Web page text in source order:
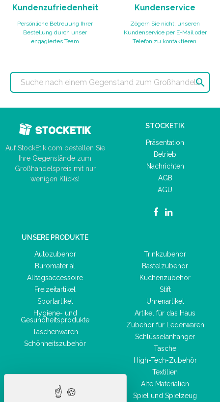
Kundenzufriedenheit
Persönliche Betreuung Ihrer
Bestellung durch unser
engagiertes Team
Kundenservice
Zögern Sie nicht, unseren
Kundenservice per E-Mail oder
Telefon zu kontaktieren.

Auf StockEtik.com bestellen Sie
Ihre Gegenstände zum
Großhandelspreis mit nur
wenigen Klicks!
STOCKETIK
Präsentation
Betrieb
Nachrichten
AGB
AGU
UNSERE PRODUKTE
Autozubehör
Büromaterial
Alltagsaccessoire
Freizeitartikel
Sportartikel
Hygiene- und
Gesundheitsprodukte
Taschenwaren
Schönheitszubehör
Trinkzubehör
Bastelzubehör
Küchenzubehör
Stift
Uhrenartikel
Artikel für das Haus
Zubehör für Lederwaren
Schlüsselanhänger
Tasche
High-Tech-Zubehör
Textilien
Alte Materialien
Spiel und Spielzeug